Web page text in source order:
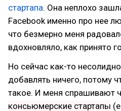
стартапа. Она неплохо
Facebook именно про нее
что безмерно меня
вдохновляло, как принято
Но сейчас как-то
добавлять ничего, потому
такое. И меня спрашивают
консьюмерские стартапы